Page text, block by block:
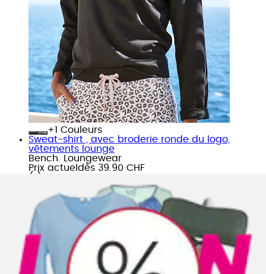
+
Couleurs
Sweat-shirt , avec broderie ronde du logo,
vêtements lounge
Bench. Loungewear
Prix actuel dès 39.90 CHF